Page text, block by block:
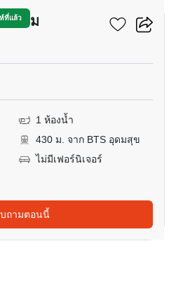
ที่แล้ว
เนียม
1 ห้องน้ำ
430 ม. จาก BTS อุดมสุข
ไม่มีเฟอร์นิเจอร์
ถามตอนนี้